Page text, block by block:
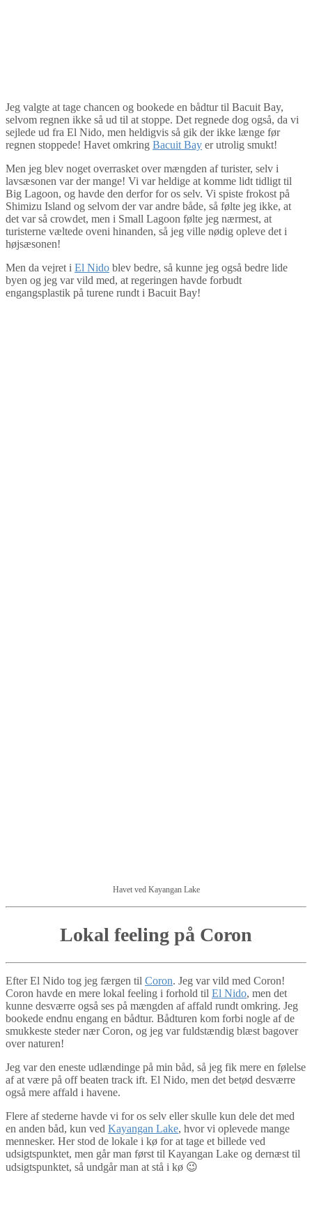
Jeg valgte at tage chancen og bookede en bådtur til Bacuit Bay,
selvom regnen ikke så ud til at stoppe. Det regnede dog også, da vi
sejlede ud fra El Nido, men heldigvis så gik der ikke længe før
regnen stoppede! Havet omkring Bacuit Bay er utrolig smukt!
Men jeg blev noget overrasket over mængden af turister, selv i
lavsæsonen var der mange! Vi var heldige at komme lidt tidligt til
Big Lagoon, og havde den derfor for os selv. Vi spiste frokost på
Shimizu Island og selvom der var andre både, så følte jeg ikke, at
det var så crowdet, men i Small Lagoon følte jeg nærmest, at
turisterne væltede oveni hinanden, så jeg ville nødig opleve det i
højsæsonen!
Men da vejret i El Nido blev bedre, så kunne jeg også bedre lide
byen og jeg var vild med, at regeringen havde forbudt
engangsplastik på turene rundt i Bacuit Bay!
Havet ved Kayangan Lake
Lokal feeling på Coron
Efter El Nido tog jeg færgen til Coron. Jeg var vild med Coron!
Coron havde en mere lokal feeling i forhold til El Nido, men det
kunne desværre også ses på mængden af affald rundt omkring. Jeg
bookede endnu engang en bådtur. Bådturen kom forbi nogle af de
smukkeste steder nær Coron, og jeg var fuldstændig blæst bagover
over naturen!
Jeg var den eneste udlændinge på min båd, så jeg fik mere en følelse
af at være på off beaten track ift. El Nido, men det betød desværre
også mere affald i havene.
Flere af stederne havde vi for os selv eller skulle kun dele det med
en anden båd, kun ved Kayangan Lake, hvor vi oplevede mange
mennesker. Her stod de lokale i kø for at tage et billede ved
udsigtspunktet, men går man først til Kayangan Lake og dernæst til
udsigtspunktet, så undgår man at stå i kø 😉